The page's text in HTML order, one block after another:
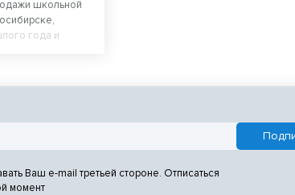
школьной
года и
Ваш e-mail третьей стороне. Отписаться
момент